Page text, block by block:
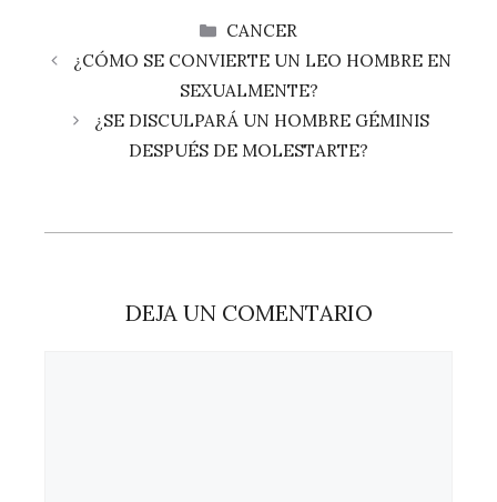
CATEGORÍAS
CANCER
¿CÓMO SE CONVIERTE UN LEO HOMBRE EN
SEXUALMENTE?
¿SE DISCULPARÁ UN HOMBRE GÉMINIS
DESPUÉS DE MOLESTARTE?
DEJA UN COMENTARIO